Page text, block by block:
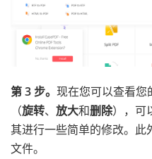
第 3 步。 现在您可以查看您
（旋转、 放大和删除），可
其进行一些简单的修改。此
文件。